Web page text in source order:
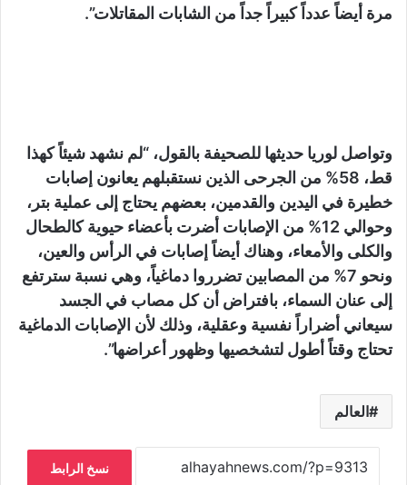
مرة أيضاً عدداً كبيراً جداً من الشابات المقاتلات”.
وتواصل لوريا حديثها للصحيفة بالقول، “لم نشهد شيئاً كهذا
قط، 58% من الجرحى الذين نستقبلهم يعانون إصابات
خطيرة في اليدين والقدمين، بعضهم يحتاج إلى عملية بتر،
وحوالي 12% من الإصابات أضرت بأعضاء حيوية كالطحال
والكلى والأمعاء، وهناك أيضاً إصابات في الرأس والعين،
ونحو 7% من المصابين تضرروا دماغياً، وهي نسبة سترتفع
إلى عنان السماء، بافتراض أن كل مصاب في الجسد
سيعاني أضراراً نفسية وعقلية، وذلك لأن الإصابات الدماغية
تحتاج وقتاً أطول لتشخصيها وظهور أعراضها”.
العالم
نسخ الرابط